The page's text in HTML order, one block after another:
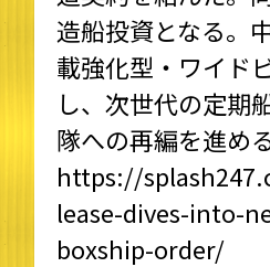
造船投資となる。
載強化型・ワイド
し、次世代の定期
隊への再編を進め
https://
lease-dives-into-
boxship-order/